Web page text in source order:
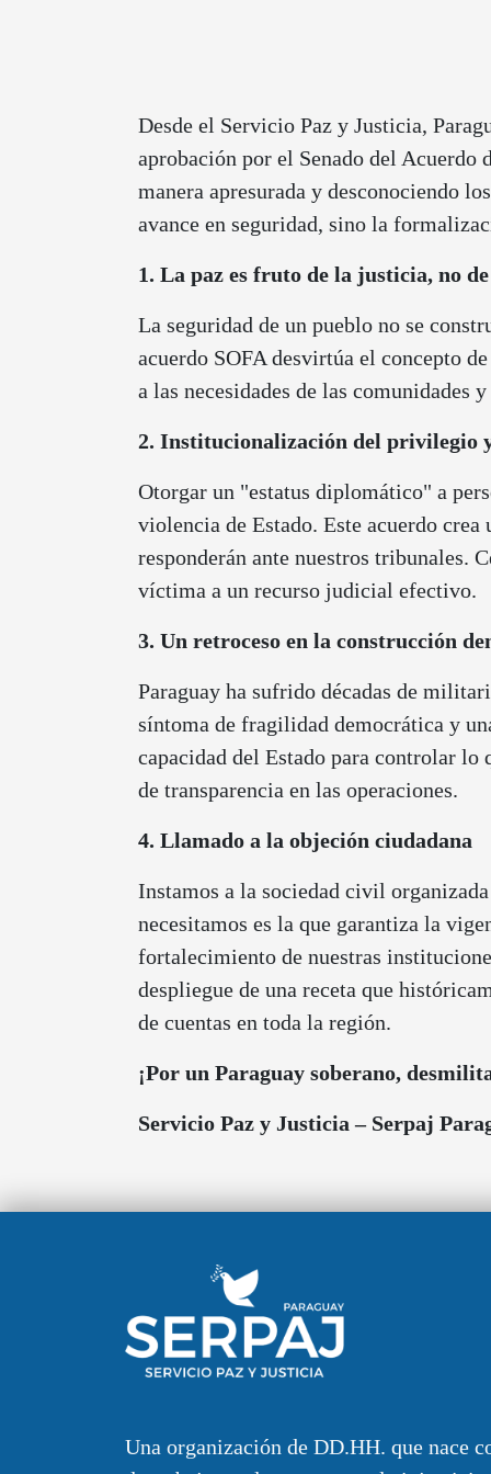
Desde el Servicio Paz y Justicia,
aprobación por el Senado del
manera apresurada y desconociendo
avance en seguridad, sino la
1. La paz es fruto de la justicia, no
La seguridad de un pueblo no se
acuerdo SOFA desvirtúa el concepto
a las necesidades de las comunidades
2. Institucionalización del privilegio
Otorgar un "estatus diplomático" a
violencia de Estado. Este acuerdo crea
responderán ante nuestros tribunales.
víctima a un recurso judicial efectivo.
3. Un retroceso en la construcción
Paraguay ha sufrido décadas de
síntoma de fragilidad democrática y
capacidad del Estado para controlar lo
de transparencia en las operaciones.
4. Llamado a la objeción ciudadana
Instamos a la sociedad civil
necesitamos es la que garantiza la
fortalecimiento de nuestras
despliegue de una receta que
de cuentas en toda la región.
¡Por un Paraguay soberano,
Servicio Paz y Justicia – Serpaj
Una organización de DD.HH. que nace